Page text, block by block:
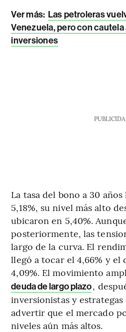
Ver más: Las petroleras
Venezuela, pero con
inversiones
La tasa del bono a 30
5,18%, su nivel más alto
ubicaron en 5,40%.
posteriormente, las
largo de la curva. El
llegó a tocar el 4,66% y el
4,09%. El movimiento
deuda de largo plazo,
inversionistas y estrategas
advertir que el mercado
niveles aún más altos.